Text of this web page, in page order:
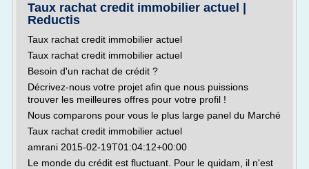
Taux rachat credit immobilier actuel |
Reductis
Taux rachat credit immobilier actuel
Taux rachat credit immobilier actuel
Besoin d'un rachat de crédit ?
Décrivez-nous votre projet afin que nous puissions
trouver les meilleures offres pour votre profil !
Nous comparons pour vous le plus large panel du Marché
Taux rachat credit immobilier actuel
amrani 2015-02-19T01:04:12+00:00
Le monde du crédit est fluctuant. Pour le quidam, il n'est